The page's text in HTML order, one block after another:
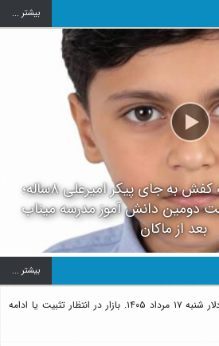
بيشتر ...
فیلم/ دفن یک لنگه کفش به جای پیکر امیرعلی ۸ساله؛
دومین دانش آموز مدرسه میناب
بعد از ماکان
بيشتر ...
پیش بینی قیمت طلا، سکه و دلار شنبه ۱۷ مرداد ۱۴۰۵. بازار در انتظار تثبیت یا ادامه